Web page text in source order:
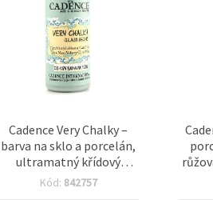
Cadence Very Chalky –
barva na sklo a porcelán,
ultramatný křídový
povrch, Bahama Green
Kód: 842757